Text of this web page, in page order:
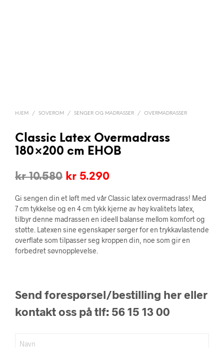
HJEM / SOVEROM / SENGER OG MADRASSER / OVERMADRASSER
Classic Latex Overmadrass
180×200 cm EHOB
kr10.580 Opprinnelig
pris
var:
kr 10.580.
kr 5.290Nåværende
pris
er:
kr 5.290.
Gi sengen din et løft med vår Classic latex overmadrass! Med
7 cm tykkelse og en 4 cm tykk kjerne av høy kvalitets latex,
tilbyr denne madrassen en ideell balanse mellom komfort og
støtte. Latexen sine egenskaper sørger for en trykkavlastende
overflate som tilpasser seg kroppen din, noe som gir en
forbedret søvnopplevelse.
Send forespørsel/bestilling her eller
kontakt oss på tlf: 56 15 13 00